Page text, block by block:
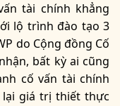
tài chính khẳng
lộ trình đào tạo 3
do Cộng đồng Cố
bất kỳ ai cũng
cố vấn tài chính
lại giá trị thiết thực